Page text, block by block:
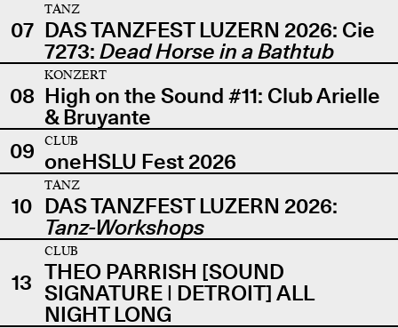
07
TANZ
DAS TANZFEST LUZERN 2026: Cie
7273: Dead Horse in a Bathtub
08
KONZERT
High on the Sound #11: Club Arielle
& Bruyante
09
CLUB
oneHSLU Fest 2026
10
TANZ
DAS TANZFEST LUZERN 2026:
Tanz-Workshops
13
CLUB
THEO PARRISH [SOUND
SIGNATURE | DETROIT] ALL
NIGHT LONG